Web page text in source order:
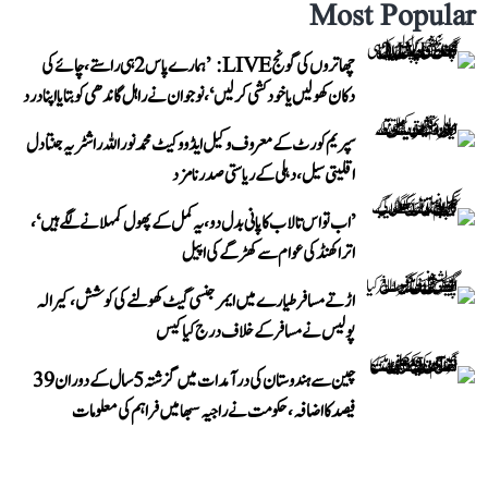
Most Popular
چھاتروں کی گونج LIVE: ’ہمارے پاس 2 ہی راستے، چائے کی
دکان کھولیں یا خودکشی کر لیں‘، نوجوان نے راہل گاندھی کو بتایا اپنا درد
سپریم کورٹ کے معروف وکیل ایڈووکیٹ محمد نور اللہ راشٹریہ جنتا دل
اقلیتی سیل، دہلی کے ریاستی صدر نامزد
’اب تو اس تالاب کا پانی بدل دو، یہ کمل کے پھول کمہلانے لگے ہیں‘،
اتراکھنڈ کی عوام سے کھڑگے کی اپیل
اڑتے مسافر طیارے میں ایمرجنسی گیٹ کھولنے کی کوشش، کیرالہ
پولیس نے مسافر کے خلاف درج کیا کیس
چین سے ہندوستان کی درآمدات میں گزشتہ 5 سال کے دوران 39
فیصد کا اضافہ، حکومت نے راجیہ سبھا میں فراہم کی معلومات